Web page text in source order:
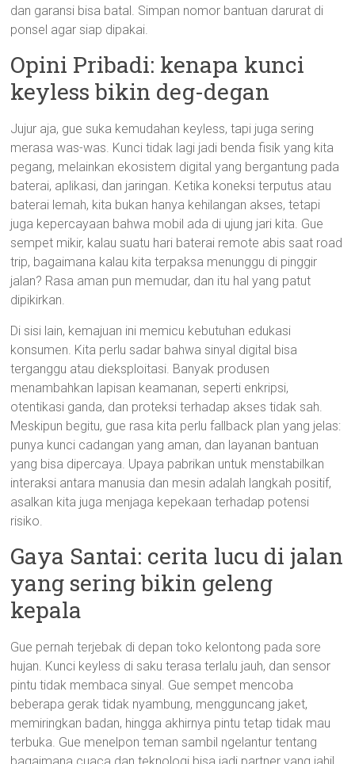
dan garansi bisa batal. Simpan nomor bantuan darurat di
ponsel agar siap dipakai.
Opini Pribadi: kenapa kunci
keyless bikin deg-degan
Jujur aja, gue suka kemudahan keyless, tapi juga sering
merasa was-was. Kunci tidak lagi jadi benda fisik yang kita
pegang, melainkan ekosistem digital yang bergantung pada
baterai, aplikasi, dan jaringan. Ketika koneksi terputus atau
baterai lemah, kita bukan hanya kehilangan akses, tetapi
juga kepercayaan bahwa mobil ada di ujung jari kita. Gue
sempet mikir, kalau suatu hari baterai remote abis saat road
trip, bagaimana kalau kita terpaksa menunggu di pinggir
jalan? Rasa aman pun memudar, dan itu hal yang patut
dipikirkan.
Di sisi lain, kemajuan ini memicu kebutuhan edukasi
konsumen. Kita perlu sadar bahwa sinyal digital bisa
terganggu atau dieksploitasi. Banyak produsen
menambahkan lapisan keamanan, seperti enkripsi,
otentikasi ganda, dan proteksi terhadap akses tidak sah.
Meskipun begitu, gue rasa kita perlu fallback plan yang jelas:
punya kunci cadangan yang aman, dan layanan bantuan
yang bisa dipercaya. Upaya pabrikan untuk menstabilkan
interaksi antara manusia dan mesin adalah langkah positif,
asalkan kita juga menjaga kepekaan terhadap potensi
risiko.
Gaya Santai: cerita lucu di jalan
yang sering bikin geleng
kepala
Gue pernah terjebak di depan toko kelontong pada sore
hujan. Kunci keyless di saku terasa terlalu jauh, dan sensor
pintu tidak membaca sinyal. Gue sempet mencoba
beberapa gerak tidak nyambung, mengguncang jaket,
memiringkan badan, hingga akhirnya pintu tetap tidak mau
terbuka. Gue menelpon teman sambil ngelantur tentang